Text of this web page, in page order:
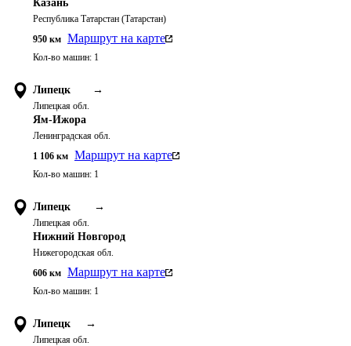
Казань
Республика Татарстан (Татарстан)
950 км Маршрут на карте
Кол-во машин: 1
Липецк →
Липецкая обл.
Ям-Ижора
Ленинградская обл.
1 106 км Маршрут на карте
Кол-во машин: 1
Липецк →
Липецкая обл.
Нижний Новгород
Нижегородская обл.
606 км Маршрут на карте
Кол-во машин: 1
Липецк →
Липецкая обл.